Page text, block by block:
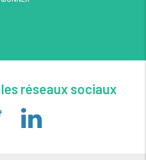
réseaux sociaux